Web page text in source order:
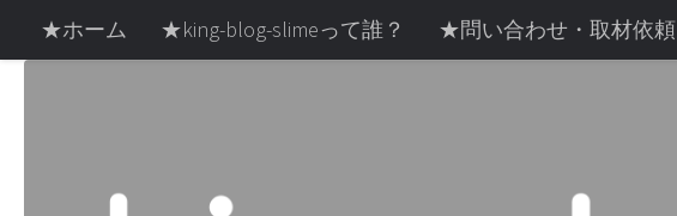
コンテンツへスキップ
★ホーム ★king-blog-slimeって誰？ ★問い合わせ・取材依頼